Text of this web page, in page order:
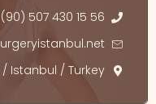
507 430 15 56
/ Istanbul / Turkey